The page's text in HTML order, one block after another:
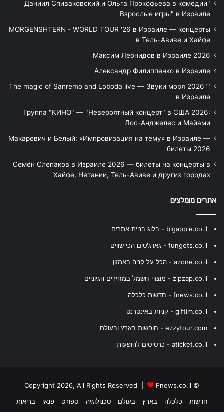
"Даниил Спиваковский и Ольга Прокофьева в комедии
Взрослые игры" в Израиле
MORGENSHTERN - WORLD TOUR '26 в Израиле — концерты
в Тель-Авиве и Хайфе
Максим Леонидов в Израиле 2026
Александр Филиппенко в Израиле
"The magic of Sanremo and Loboda live — Звуки моря 2026"
в Израиле
Группа "КИНО" — "Невероятный концерт" в США 2026:
Лос-Анджелес и Майами
Макаревич и Белый: «Импровизация на тему» в Израиле —
билеты 2026
Семён Слепаков в Израиле 2026 — билеты на концерты в
Хайфе, Нетании, Тель-Авиве и других городах
אתרים מומלצים
bigapple.co.il - בלוג בניית אתרים
fungets.co.il - גאדג'טים הכי שווים
azone.co.il - הכל על קניה באמזון
zipzap.co.il - מוצרי חשמל במחירים הגיוניים
fnews.co.il - חדשות כלכלה
giftim.co.il - קניות באינטרנט
ezzytour.com - חופשות בארץ ובעולם
aticket.co.il - כרטיסים להופעות
© Copyright 2026, All Rights Reserved |
Fnews.co.il
חדשות
כלכלה בארץ בעולם טכנולוגיה ספורט פנאי בריאות